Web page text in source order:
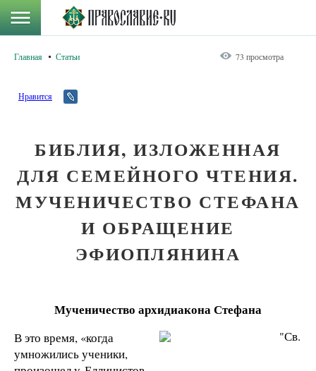
Главная Статьи 73 просмотра
Нравится
БИБЛИЯ, ИЗЛОЖЕННАЯ
ДЛЯ СЕМЕЙНОГО ЧТЕНИЯ.
МУЧЕНИЧЕСТВО СТЕФАНА
И ОБРАЩЕНИЕ
ЭФИОПЛЯНИНА
Мученичество архидиакона Стефана
В это время, «когда
умножились ученики,